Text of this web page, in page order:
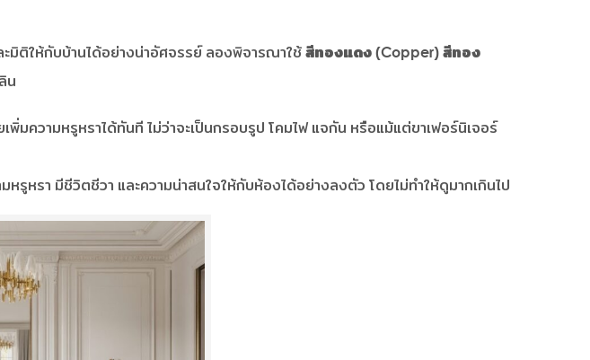
มิติให้กับบ้านได้อย่างน่าอัศจรรย์ ลองพิจารณาใช้ สีทองแดง (Copper) สีทอง
น
ความหรูหราได้ทันที ไม่ว่าจะเป็นกรอบรูป โคมไฟ แจกัน หรือแม้แต่ขาเฟอร์นิเจอร์
หรา มีชีวิตชีวา และความน่าสนใจให้กับห้องได้อย่างลงตัว โดยไม่ทำให้ดูมากเกินไป